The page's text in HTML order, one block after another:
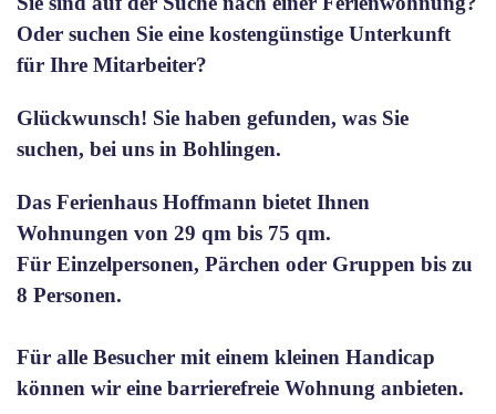
Oder suchen Sie eine kostengünstige Unterkunft
für Ihre Mitarbeiter?
Glückwunsch! Sie haben gefunden, was Sie
suchen, bei uns in Bohlingen.
Das Ferienhaus Hoffmann bietet Ihnen
Wohnungen von 29 qm bis 75 qm.
Für Einzelpersonen, Pärchen oder Gruppen bis zu
8 Personen.
Für alle Besucher mit einem kleinen Handicap
können wir eine barrierefreie Wohnung anbieten.